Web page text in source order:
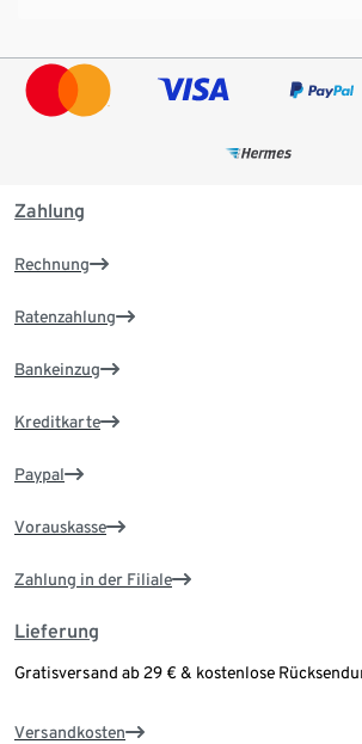
Zahlung
Rechnung
Ratenzahlung
Bankeinzug
Kreditkarte
Paypal
Vorauskasse
Zahlung in der Filiale
Lieferung
Gratisversand ab 29 € & kostenlose
Versandkosten